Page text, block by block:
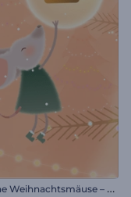
F
röhliche Weihnachtsmäuse – Einleitung